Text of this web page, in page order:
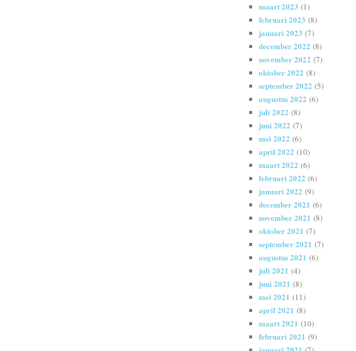
maart 2023 (1)
februari 2023 (8)
januari 2023 (7)
december 2022 (8)
november 2022 (7)
oktober 2022 (8)
september 2022 (5)
augustus 2022 (6)
juli 2022 (8)
juni 2022 (7)
mei 2022 (6)
april 2022 (10)
maart 2022 (6)
februari 2022 (6)
januari 2022 (9)
december 2021 (6)
november 2021 (8)
oktober 2021 (7)
september 2021 (7)
augustus 2021 (6)
juli 2021 (4)
juni 2021 (8)
mei 2021 (11)
april 2021 (8)
maart 2021 (10)
februari 2021 (9)